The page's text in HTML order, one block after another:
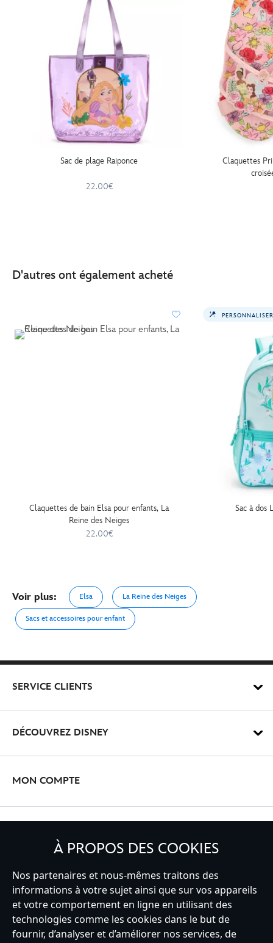
Sac de plage Raiponce
22.00€
Claquettes
D'autres ont également acheté
Claquettes de bain Elsa pour enfants, La
Reine des Neiges
22.00€
Sac à dos
Voir plus: Elsa La Reine des Neiges
Sacs et accessoires pour enfant
SERVICE CLIENTS
DÉCOUVREZ DISNEY
MON COMPTE
France
À PROPOS DES COOKIES
Nos partenaires et nous-mêmes traitons des
informations à votre sujet ainsi que sur vos appareils
et votre comportement en ligne en utilisant des
technologies comme les cookies dans le but de
fournir, d’analyser et d’améliorer nos services, de